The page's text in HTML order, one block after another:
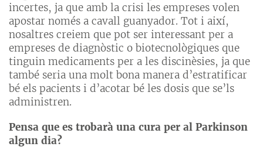
incertes, ja que amb la crisi les empreses volen
apostar només a cavall guanyador. Tot i així,
nosaltres creiem que pot ser interessant per a
empreses de diagnòstic o biotecnològiques que
tinguin medicaments per a les discinèsies, ja que
també seria una molt bona manera d’estratificar
bé els pacients i d’acotar bé les dosis que se’ls
administren.
Pensa que es trobarà una cura per al Parkinson
algun dia?